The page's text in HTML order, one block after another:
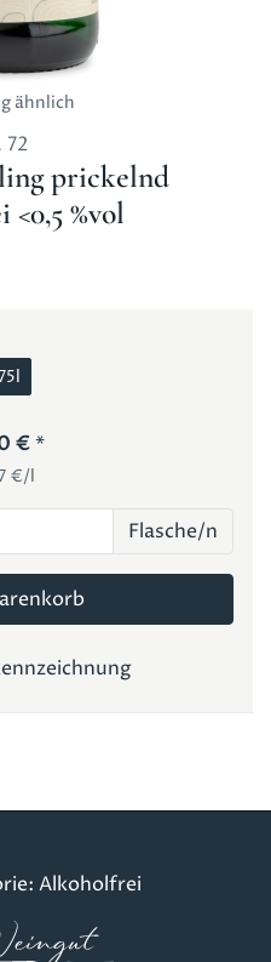
ähnlich
72
prickelnd
%vol
€
€/l
Flasche/n
Alkoholfrei